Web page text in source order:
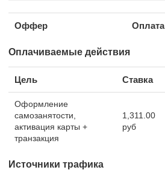
Оффер Оплата
Оплачиваемые действия
Цель Ставка
Оформление
самозанятости,
активация карты +
транзакция
1,311.00
руб
Источники трафика